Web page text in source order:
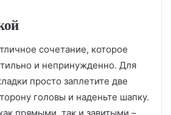
сочетание, которое
и непринужденно. Для
просто заплетите две
головы и наденьте шапку.